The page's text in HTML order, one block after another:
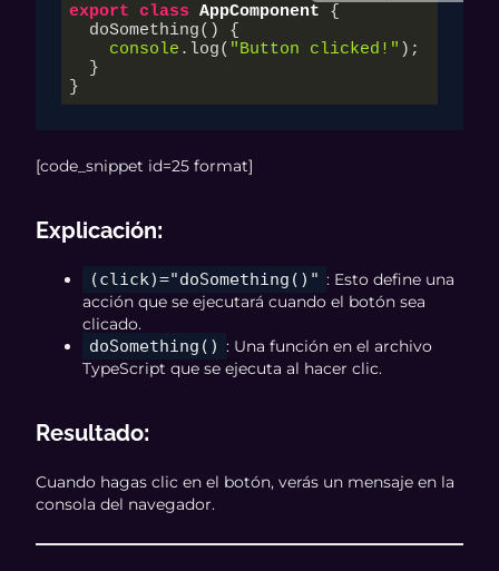
export class AppComponent {
console .log( "Button clicked!" );
}
[code_snippet id=25 format]
Explicación:
(click)="doSomething()" : Esto define una
acción que se ejecutará cuando el botón sea
clicado.
doSomething() : Una función en el archivo
TypeScript que se ejecuta al hacer clic.
Resultado:
Cuando hagas clic en el botón, verás un mensaje en la
consola del navegador.